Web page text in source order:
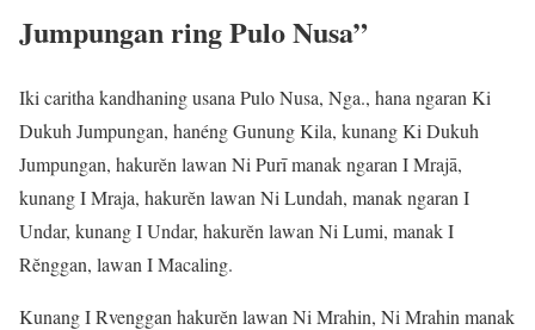
Jumpungan ring Pulo Nusa”
Iki caritha kandhaning usana Pulo Nusa, Nga., hana ngaran Ki
Dukuh Jumpungan, hanéng Gunung Kila, kunang Ki Dukuh
Jumpungan, hakurĕn lawan Ni Purī manak ngaran I Mrajā,
kunang I Mraja, hakurĕn lawan Ni Lundah, manak ngaran I
Undar, kunang I Undar, hakurĕn lawan Ni Lumi, manak I
Rĕnggan, lawan I Macaling.
Kunang I Rvenggan hakurĕn lawan Ni Mrahin, Ni Mrahin manak